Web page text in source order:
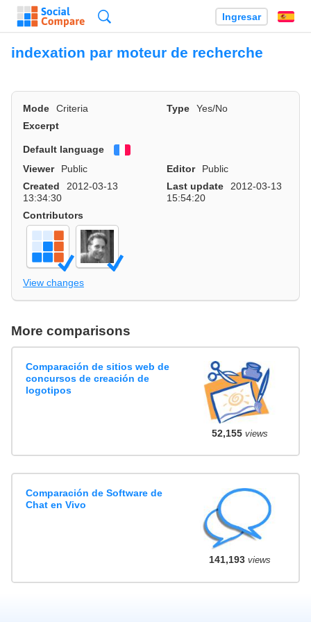
Ingresar
indexation par moteur de recherche
Mode Criteria Type
Yes/No
Excerpt
Default language
Viewer
Public Editor
Public
Created
2012-03-13
13:34:30
Last update
2012-03-13
15:54:20
Contributors
View changes
More comparisons
Comparación de sitios web de
concursos de creación de
logotipos
52,155views
Comparación de Software de
Chat en Vivo
141,193views